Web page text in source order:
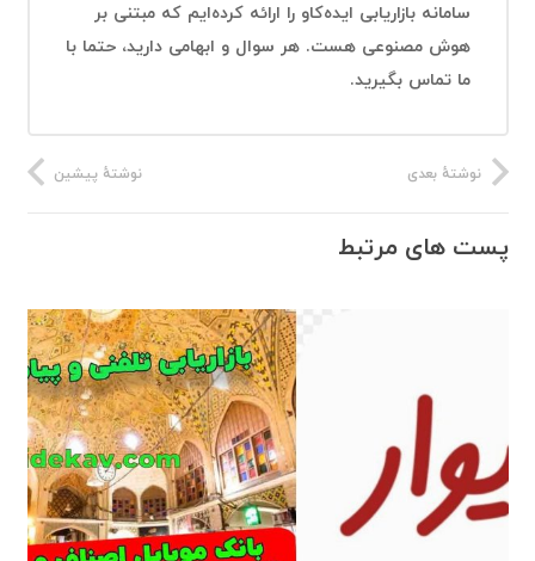
سامانه بازاریابی ایده‌کاو را ارائه کرده‌ایم که مبتنی بر
هوش مصنوعی هست. هر سوال و ابهامی دارید، حتما با
ما تماس بگیرید.
نوشتهٔ پیشین نوشتهٔ بعدی
پست های مرتبط